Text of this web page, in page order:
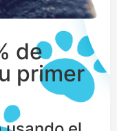
de
primer